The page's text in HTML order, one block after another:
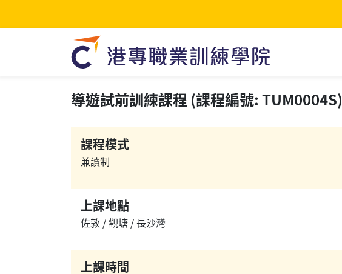
導遊試前訓練課程 (課程編號: TUM0004S)
課程模式
兼讀制
上課地點
佐敦 / 觀塘 / 長沙灣
上課時間